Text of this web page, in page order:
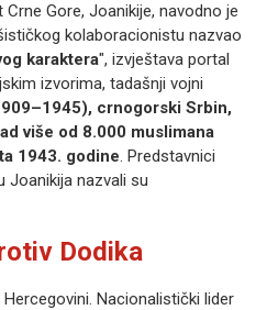
Gore, Joanikije, navodno je
kolaboracionistu nazvao
karaktera", izvještava portal
izvorima, tadašnji vojni
crnogorski Srbin,
više od 8.000 muslimana
1943. godine. Predstavnici
Joanikija nazvali su
Dodika
Nacionalistički lider